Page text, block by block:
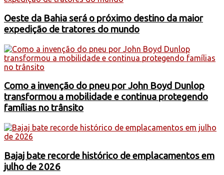
Oeste da Bahia será o próximo destino da maior
expedição de tratores do mundo
Como a invenção do pneu por John Boyd Dunlop
transformou a mobilidade e continua protegendo
famílias no trânsito
Bajaj bate recorde histórico de emplacamentos em
julho de 2026